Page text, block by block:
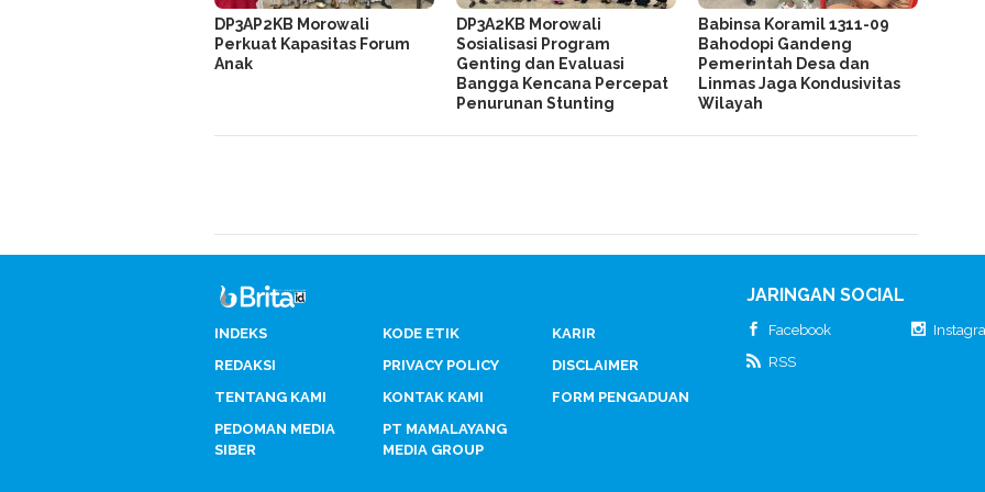
DP3AP2KB Morowali
Perkuat Kapasitas Forum
Anak
DP3A2KB Morowali
Sosialisasi Program
Genting dan Evaluasi
Bangga Kencana Percepat
Penurunan Stunting
Babinsa Koramil 1311-09
Bahodopi Gandeng
Pemerintah Desa dan
Linmas Jaga Kondusivitas
Wilayah
INDEKS KODE ETIK
KARIR
REDAKSI
PRIVACY POLICY
DISCLAIMER
TENTANG KAMI
KONTAK KAMI
FORM PENGADUAN
PEDOMAN MEDIA
SIBER
PT MAMALAYANG
MEDIA GROUP
JARINGAN SOCIAL
Facebook
RSS